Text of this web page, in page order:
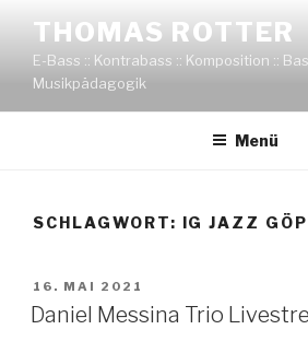
springen
THOMAS ROTTER
E-Bass :: Kontrabass :: Komposition ::
Musikpädagogik
Menü
SCHLAGWORT: IG JAZZ
VERÖFFENTLICHT
AM
16. MAI 2021
Daniel Messina Trio